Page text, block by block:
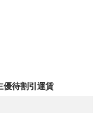
優待割引運賃